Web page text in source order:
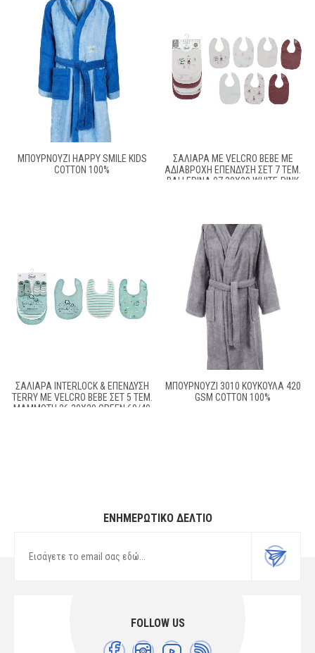
ΜΠΟΥΡΝΟΥΖΙ HAPPY SMILE KIDS
COTTON 100%
ΣΑΛΙΆΡΑ ΜΕ VELCRO BEBE ΜΕ
ΑΔΙΆΒΡΟΧΗ ΕΠΈΝΔΥΣΗ ΣΕΤ 7 ΤΕΜ.
BALLERINA 07 30X20 WHITE-PINK
ΣΑΛΙΆΡΑ INTERLOCK & ΕΠΈΝΔΥΣΗ
TERRY ΜΕ VELCRO BEBE ΣΕΤ 5 ΤΕΜ.
MAMMOTH 26 30X20 GREEN 60/40
ΜΠΟΥΡΝΟΥΖΙ 3010 ΚΟΥΚΟΥΛΑ 420
GSM COTTON 100%
ΕΝΗΜΕΡΩΤΙΚΌ ΔΕΛΤΊΟ
FOLLOW US